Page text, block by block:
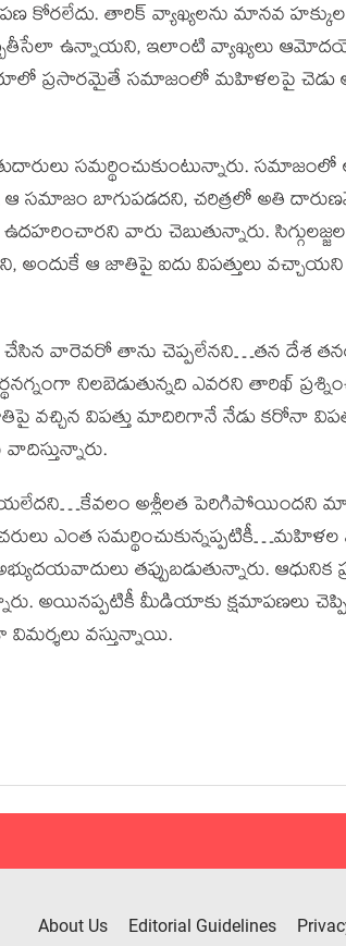
కోరలేదు. తారిక్‌ వ్యాఖ్యలను మానవ
ఉన్నాయని, ఇలాంటి వ్యాఖ్యలు
ప్రసారమైతే సమాజంలో మహిళలపై చెడు
సమర్థించుకుంటున్నారు.
… ఆ సమాజం బాగుపడదని, చరిత్రలో అతి
వారు చెబుతున్నారు. సిగ్గులజ్జల
అందుకే ఆ జాతిపై ఐదు విపత్తులు
చేసిన వారెవరో తాను చెప్పలేనని…తన దేశ
నిలబెడుతున్నది ఎవరని తారిఖ్
వచ్చిన విపత్తు మాదిరిగానే నేడు కరోనా
అశ్లీలత పెరిగిపోయిందని
ఎంత సమర్థించుకున్నప్పటికీ…మహిళల
తప్పుబడుతున్నారు. ఆధునిక
అయినప్పటికీ మీడియాకు క్షమాపణలు
వస్తున్నాయి.
About Us Editorial Guidelines